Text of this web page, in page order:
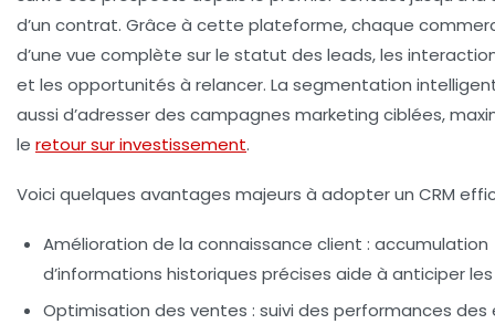
d’un contrat. Grâce à cette plateforme, chaque
d’une vue complète sur le statut des leads, les
et les opportunités à relancer. La segmentation
aussi d’adresser des campagnes marketing ciblées,
le retour sur investissement.
Voici quelques avantages majeurs à adopter un CRM
Amélioration de la connaissance client : accumulation
d’informations historiques précises aide à anticiper
Optimisation des ventes : suivi des performances